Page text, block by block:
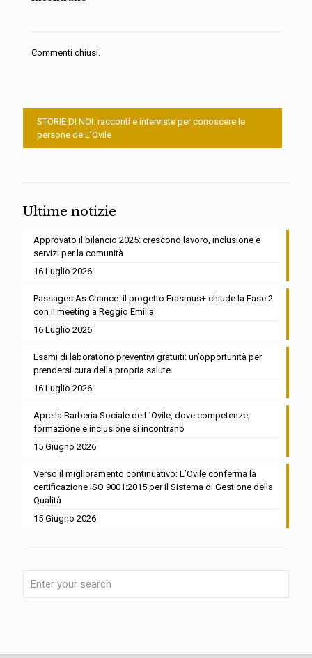
Commenti chiusi.
STORIE DI NOI: racconti e interviste per conoscere le
persone de L’Ovile
Ultime notizie
Approvato il bilancio 2025: crescono lavoro, inclusione e
servizi per la comunità
16 Luglio 2026
Passages As Chance: il progetto Erasmus+ chiude la Fase 2
con il meeting a Reggio Emilia
16 Luglio 2026
Esami di laboratorio preventivi gratuiti: un’opportunità per
prendersi cura della propria salute
16 Luglio 2026
Apre la Barberia Sociale de L’Ovile, dove competenze,
formazione e inclusione si incontrano
15 Giugno 2026
Verso il miglioramento continuativo: L’Ovile conferma la
certificazione ISO 9001:2015 per il Sistema di Gestione della
Qualità
15 Giugno 2026